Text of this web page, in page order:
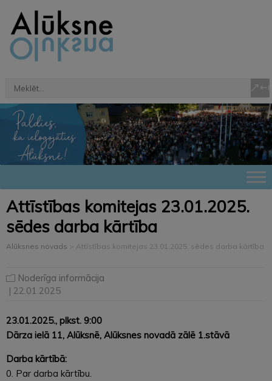
Attīstības komitejas 23.01.2025.
sēdes darba kārtība
Alūksnes novads > Attīstības komitejas 23.01.2025. sēdes darba kārtība
Noderīga informācija
| 22.01.2025
23.01.2025., plkst. 9:00
Dārza ielā 11, Alūksnē, Alūksnes novadā zālē 1.stāvā
Darba kārtībā:
0. Par darba kārtību.